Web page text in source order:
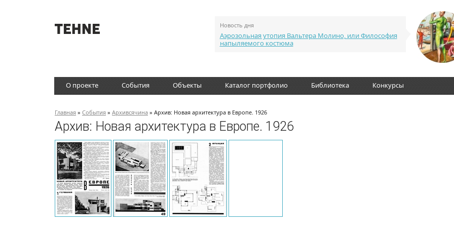
Новость дня
Аэрозольная утопия Вальтера Молино, или Философия
напыляемого костюма
О проекте События Объекты Каталог портфолио Библиотека Конкурсы
Главная » События » Архивсячина » Архив: Новая архитектура в Европе. 1926
Архив: Новая архитектура в Европе. 1926